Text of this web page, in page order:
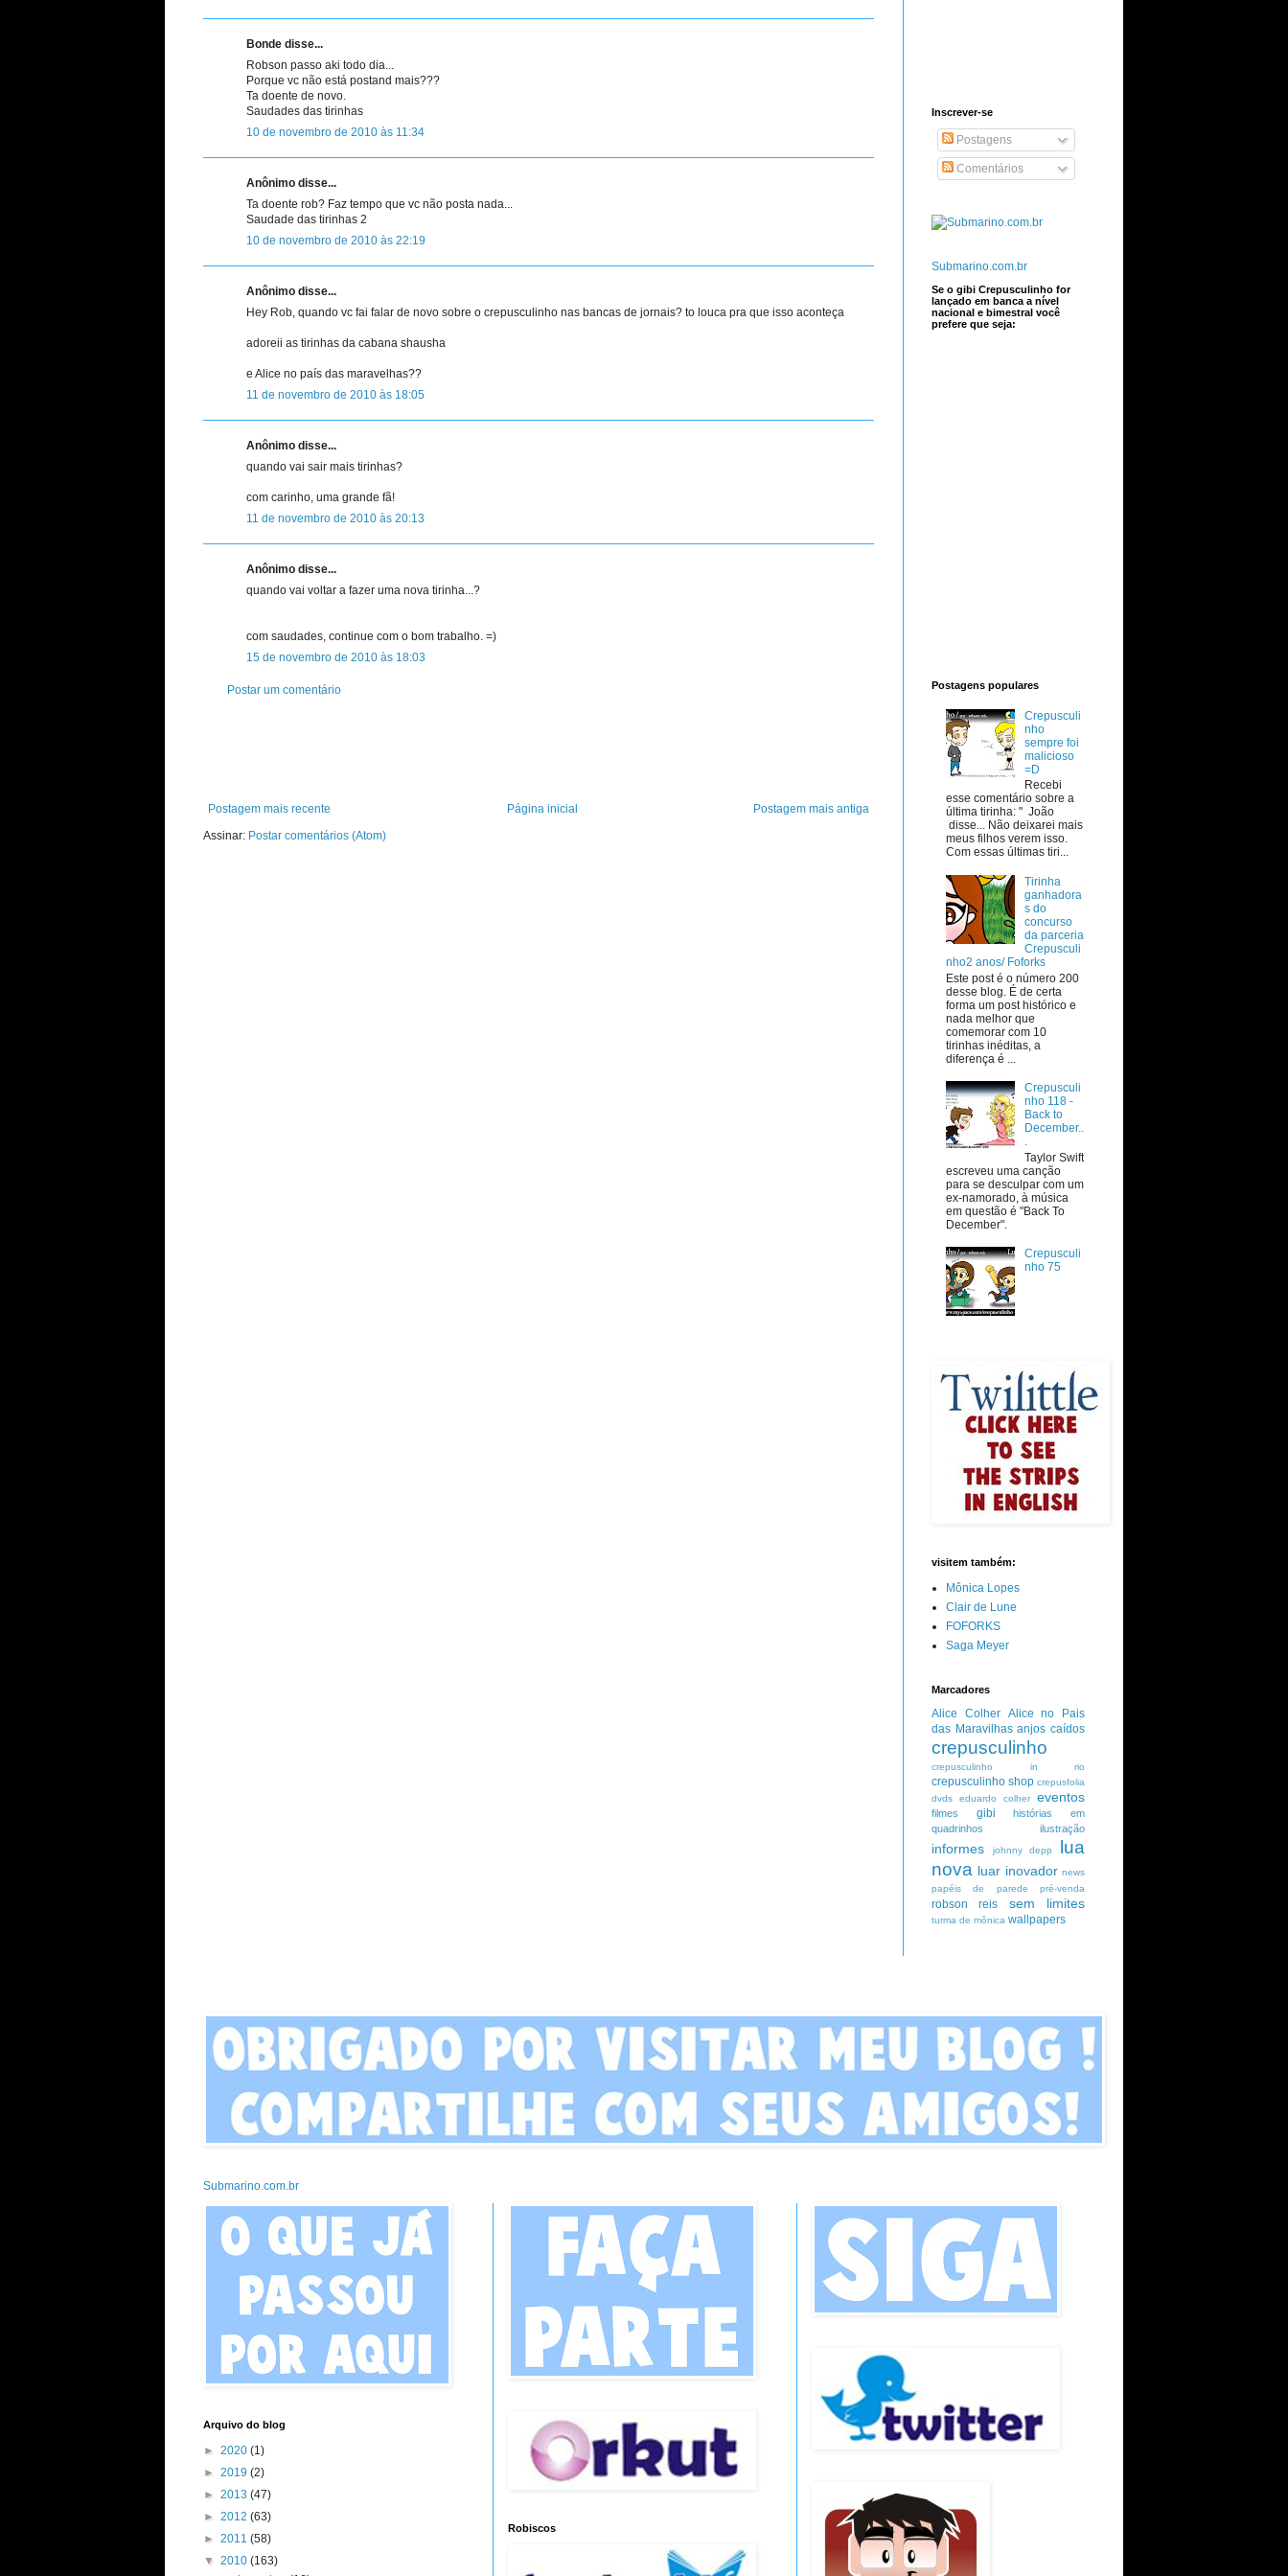
Bonde disse...
Robson passo aki todo dia...
Porque vc não está postand mais???
Ta doente de novo.
Saudades das tirinhas
10 de novembro de 2010 às 11:34
Anônimo disse...
Ta doente rob? Faz tempo que vc não posta nada...
Saudade das tirinhas 2
10 de novembro de 2010 às 22:19
Anônimo disse...
Hey Rob, quando vc fai falar de novo sobre o crepusculinho nas bancas de jornais? to louca pra que isso aconteça
adoreii as tirinhas da cabana shausha
e Alice no país das maravelhas??
11 de novembro de 2010 às 18:05
Anônimo disse...
quando vai sair mais tirinhas?
com carinho, uma grande fã!
11 de novembro de 2010 às 20:13
Anônimo disse...
quando vai voltar a fazer uma nova tirinha...?
com saudades, continue com o bom trabalho. =)
15 de novembro de 2010 às 18:03
Postar um comentário
Postagem mais recente Postagem mais antiga
Página inicial
Assinar: Postar comentários (Atom)
Inscrever-se
Postagens
Comentários
Submarino.com.br
Se o gibi Crepusculinho for
lançado em banca a nível
nacional e bimestral você
prefere que seja:
Postagens populares
Crepusculi
nho
sempre foi
malicioso
=D
Recebi
esse comentário sobre a
última tirinha: " João
disse... Não deixarei mais
meus filhos verem isso.
Com essas últimas tiri...
Tirinha
ganhadora
s do
concurso
da parceria
Crepusculi
nho2 anos/ Foforks
Este post é o número 200
desse blog. É de certa
forma um post histórico e
nada melhor que
comemorar com 10
tirinhas inéditas, a
diferença é ...
Crepusculi
nho 118 -
Back to
December..
.
Taylor Swift
escreveu uma canção
para se desculpar com um
ex-namorado, à música
em questão é "Back To
December".
Crepusculi
nho 75
visitem também:
Mônica Lopes
Clair de Lune
FOFORKS
Saga Meyer
Marcadores
Alice Colher Alice no Pais
das Maravilhas anjos caídos
crepusculinho
crepusculinho in rio
crepusculinho shop crepusfolia
dvds
eduardo colher eventos
filmes gibi
histórias em
quadrinhos
ilustração
informes johnny depp
lua
nova luar inovador news
papéis de parede
pré-venda
robson reis sem limites
turma de mônica wallpapers
Submarino.com.br
Arquivo do blog
► 2020 (1)
► 2019 (2)
► 2013 (47)
► 2012 (63)
► 2011 (58)
▼ 2010 (163)
Robiscos